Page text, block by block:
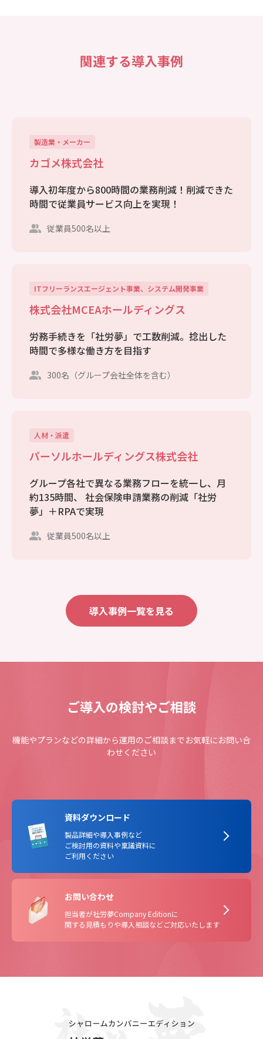
関連する導入事例
製造業・メーカー
カゴメ株式会社
導入初年度から800時間の業務削減！削減できた
時間で従業員サービス向上を実現！
従業員500名以上
ITフリーランスエージェント事業、システム開発事業
株式会社MCEAホールディングス
労務手続きを「社労夢」で工数削減。捻出した
時間で多様な働き方を目指す
300名（グループ会社全体を含む）
人材・派遣
パーソルホールディングス株式会社
グループ各社で異なる業務フローを統一し、月
約135時間、 社会保険申請業務の削減「社労
夢」＋RPAで実現
従業員500名以上
導入事例一覧を見る
ご導入の検討やご相談
機能やプランなどの詳細から運用のご相談までお気軽にお問い合
わせください
資料ダウンロード
製品詳細や導入事例など
ご検討用の資料や稟議資料に
ご利用ください
お問い合わせ
担当者が社労夢Company Editionに
関する見積もりや導入相談などご対応いたします